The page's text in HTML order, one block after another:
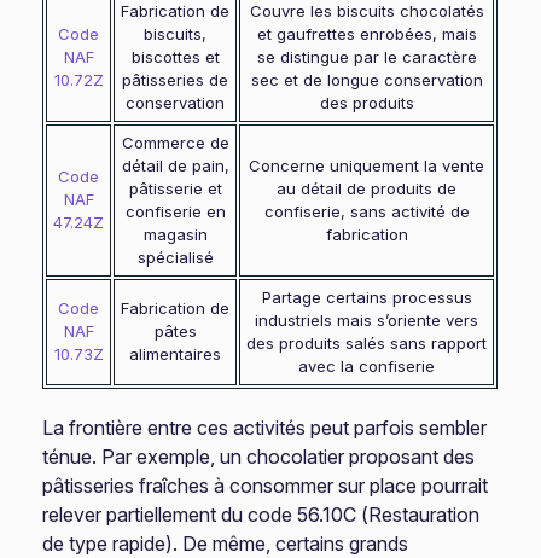
Code
NAF
10.72Z
Fabrication de
biscuits,
biscottes et
pâtisseries de
conservation
Couvre les biscuits chocolatés
et gaufrettes enrobées, mais
se distingue par le caractère
sec et de longue conservation
des produits
Code
NAF
47.24Z
Commerce de
détail de pain,
pâtisserie et
confiserie en
magasin
spécialisé
Concerne uniquement la vente
au détail de produits de
confiserie, sans activité de
fabrication
Code
NAF
10.73Z
Fabrication de
pâtes
alimentaires
Partage certains processus
industriels mais s’oriente vers
des produits salés sans rapport
avec la confiserie
La frontière entre ces activités peut parfois sembler
ténue. Par exemple, un chocolatier proposant des
pâtisseries fraîches à consommer sur place pourrait
relever partiellement du code 56.10C (Restauration
de type rapide). De même, certains grands